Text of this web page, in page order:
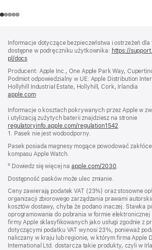
Informacje dotyczące bezpieczeństwa i ostrzeżeń
dostępne w podręczniku użytkownika: https://
pl/docs
w nowym
oknie)
Producent: Apple Inc., One Apple Park Way,
Podmiot odpowiedzialny w UE: Apple Distribution
Hollyhill Industrial Estate, Hollyhill, Cork, Irlandia
apple.com(otwiera
w nowym
oknie)
Informacje o kosztach pokrywanych przez Apple w
i utylizacją zużytych baterii znajdziesz na stronie
regulatoryinfo.apple.com/regulation1542
oknie)
1. Pasek nie jest wodoodporny.
Pasek posiada magnesy mogące powodować
kompasu Apple Watch.
º Dowiedz się więcej naapple.com/2030.
Dostępność pasków może ulec zmianie.
Ceny zawierają podatek VAT (23%) oraz stosowne
organizacji zbiorowego zarządzania prawami
kosztów dostawy, chyba że podano inaczej. Stawka
oprogramowania do pobrania w formie
firmy Apple sklasyfikowanych jako usługi zgodnie z
dotyczącymi podatku VAT wynosi 23%, ponieważ
naliczany w kraju lub regionie, w którym firma Apple
International Ltd. dostarcza takie produkty, czyli w